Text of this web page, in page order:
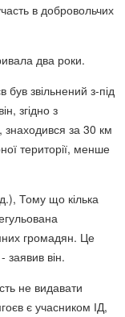
в добровольчих
два роки.
звільнений з-під
згідно з
знаходився за 30 км
території, менше
Тому що кілька
громадян. Це
заявив він.
не видавати
є учасником ІД,